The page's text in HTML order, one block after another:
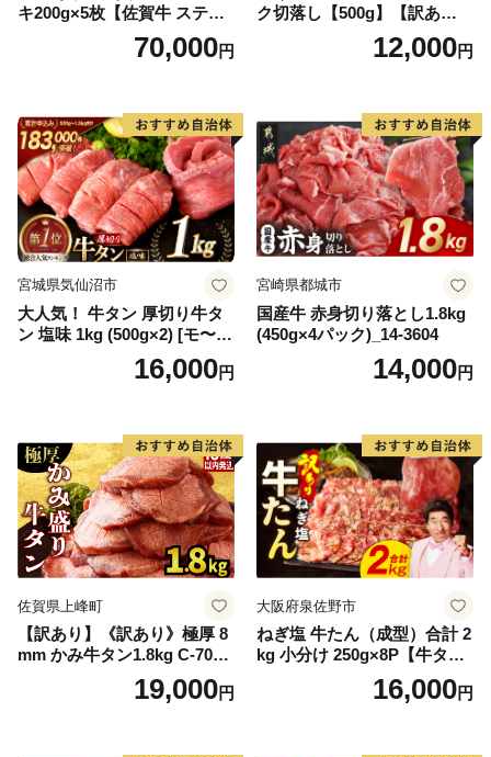
キ200g×5枚【佐賀牛 ステー
キ ブランド肉 ヒレ肉 フィレ
肉 ジューシー ヘルシー】(H0
70,000円
ク切落し【500g】【訳あり】
12,000円
宮城県気仙沼市
大人気！ 牛タン 厚切り牛タ
ン 塩味 1kg (500g×2) [モ〜ラ
ンド 宮城県 気仙沼市 205646
60] 肉 牛肉 精肉 牛たん 牛タ
厚切り タン
16,000円
宮崎県都城市
国産牛 赤身切り落とし1.8kg
(450g×4パック)_14-3604
14,000円
佐賀県上峰町
【訳あり】《訳あり》極厚 8
mm かみ牛タン1.8kg C-709-
19,000円
大阪府泉佐野市
ねぎ塩 牛たん（成型）合計 2
kg 小分け 250g×8P【牛タン
牛肉 焼肉用 薄切り 訳あり サ
16,000円